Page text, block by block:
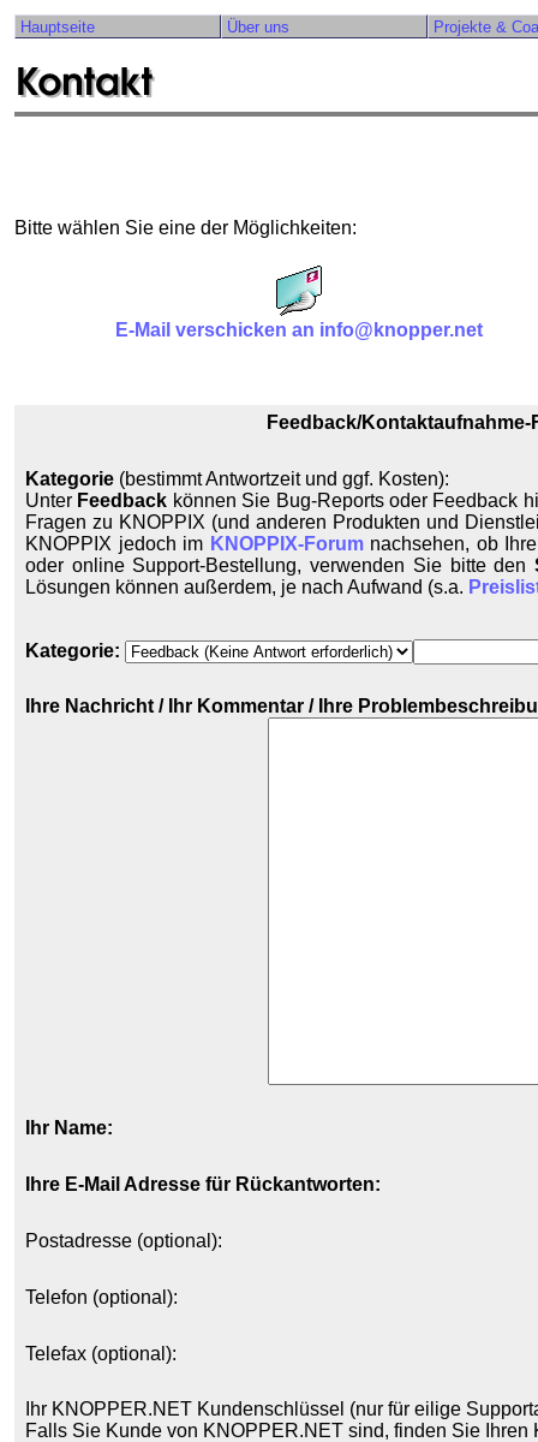
Hauptseite Über uns Projekte &
Bitte wählen Sie eine der Möglichkeiten:
E-Mail verschicken an info@knopper.net
Feedback/
Kategorie (bestimmt Antwortzeit und ggf. Kosten):
Unter Feedback können Sie Bug-Reports oder Feedback
Fragen zu KNOPPIX (und anderen Produkten und
KNOPPIX jedoch im KNOPPIX-Forumnachsehen, ob
oder online Support-Bestellung, verwenden Sie bitte den
Lösungen können außerdem, je nach Aufwand (s.a.
Kategorie:
Ihre Nachricht / Ihr Kommentar / Ihre
Ihr Name:
Ihre E-Mail Adresse für Rückantworten:
Postadresse (optional):
Telefon (optional):
Telefax (optional):
Ihr KNOPPER.NET Kundenschlüssel (nur für eilige
Falls Sie Kunde von KNOPPER.NET sind, finden Sie